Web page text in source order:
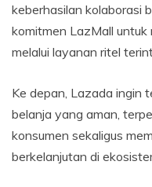
keberhasilan kolaborasi
komitmen LazMall untuk
melalui layanan ritel
Ke depan, Lazada ingin
belanja yang aman,
konsumen sekaligus
berkelanjutan di